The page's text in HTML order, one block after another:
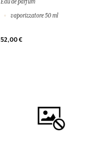
vaporizzatore 50 ml
52,00 €